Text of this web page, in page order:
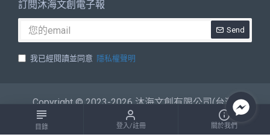
訂閱沐海文創電子報
Send
我已經閱讀並同意 隱私權聲明
Copyright © 2023-2026 沐海文創有限公司(台灣)
目錄 登入/註冊 關於我們